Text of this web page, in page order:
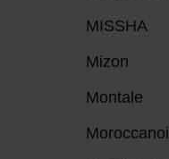
MISSHA
Mizon
Montale
Moroccanoil